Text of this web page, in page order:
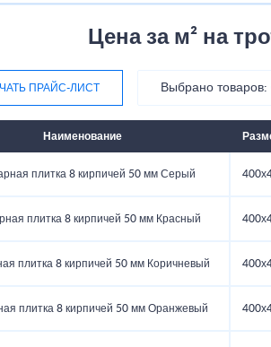
Цена за м² на
ПРАЙС-ЛИСТ Выбрано товаров:
Наименование
плитка 8 кирпичей 50 мм Серый
плитка 8 кирпичей 50 мм Красный
плитка 8 кирпичей 50 мм Коричневый
плитка 8 кирпичей 50 мм Оранжевый